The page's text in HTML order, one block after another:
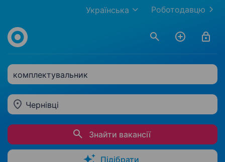
Роботодавцю
Українська
комплектувальник
Чернівці
Знайти вакансії
Підібрати